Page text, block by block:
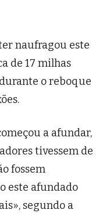
naufragou este
de 17 milhas
o reboque
a afundar,
tivessem de
fossem
este afundado
segundo a